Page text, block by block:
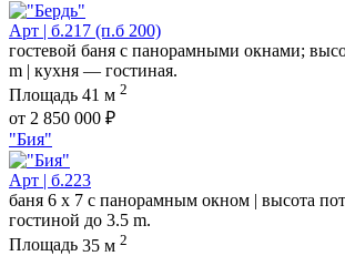
Арт | б.217 (п.б 200)
гостевой баня с панорамными окнами;
m | кухня — гостиная.
Площадь 41 м 2
от 2 850 000 ₽
"Бия"
Арт | б.223
баня 6 х 7 с панорамным окном | высота
гостиной до 3.5 m.
Площадь 35 м 2